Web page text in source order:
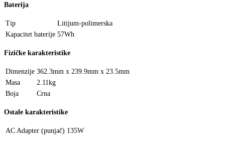
Baterija
Tip
Litijum-polimerska
Kapacitet baterije 57Wh
Fizičke karakteristike
Dimenzije 362.3mm x 239.9mm x 23.5mm
Masa
2.11kg
Boja
Crna
Ostale karakteristike
AC Adapter (punjač) 135W